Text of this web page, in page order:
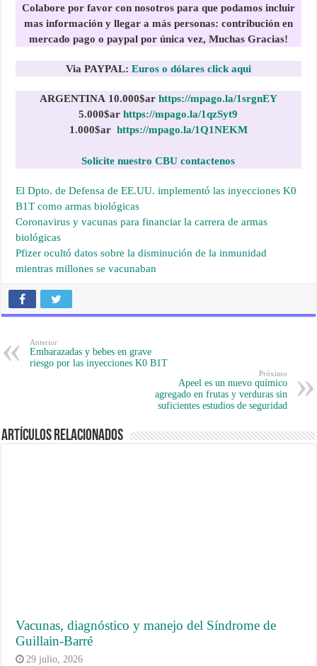
Colabore por favor con nosotros para que podamos incluir
mas información y llegar a más personas: contribución en
mercado pago o paypal por única vez, Muchas Gracias!
Via PAYPAL: Euros o dólares click aqui
ARGENTINA 10.000$ar https://mpago.la/1srgnEY
5.000$arhttps://mpago.la/1qzSyt9
1.000$ar https://mpago.la/1Q1NEKM
Solicite nuestro CBU contactenos
El Dpto. de Defensa de EE.UU. implementó las inyecciones K0
B1T como armas biológicas
Coronavirus y vacunas para financiar la carrera de armas
biológicas
Pfizer ocultó datos sobre la disminución de la inmunidad
mientras millones se vacunaban
Anterior
Embarazadas y bebes en grave
riesgo por las inyecciones K0 B1T
Próximo
Apeel es un nuevo químico
agregado en frutas y verduras sin
suficientes estudios de seguridad
Artículos Relacionados
Vacunas, diagnóstico y manejo del Síndrome de
Guillain-Barré
29 julio, 2026